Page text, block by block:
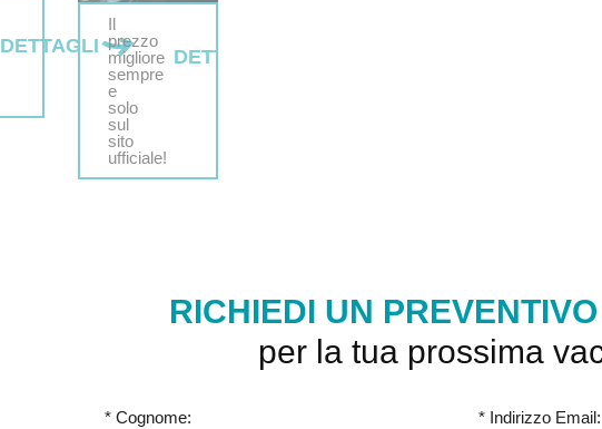
DETTAGLI
Il
prezzo
migliore
sempre
e
solo
sul
sito
ufficiale!
DETTAGLI
RICHIEDI UN
per la tua prossima
* Cognome: * Indirizzo Email: